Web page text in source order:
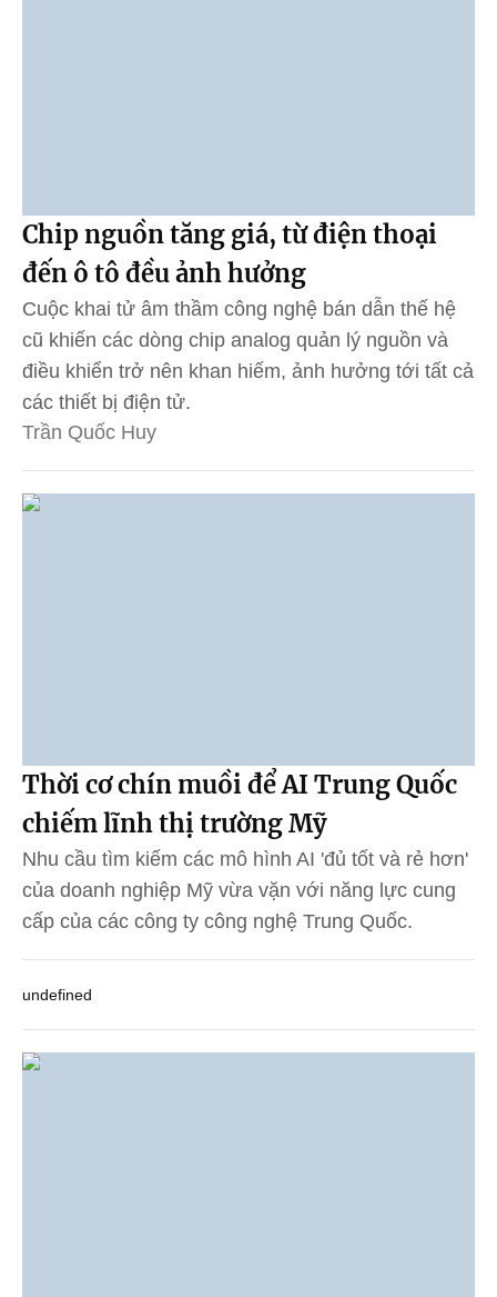
Chip nguồn tăng giá, từ điện thoại
đến ô tô đều ảnh hưởng
Cuộc khai tử âm thầm công nghệ bán dẫn thế hệ
cũ khiến các dòng chip analog quản lý nguồn và
điều khiển trở nên khan hiếm, ảnh hưởng tới tất cả
các thiết bị điện tử.
Trần Quốc Huy
Thời cơ chín muồi để AI Trung Quốc
chiếm lĩnh thị trường Mỹ
Nhu cầu tìm kiếm các mô hình AI 'đủ tốt và rẻ hơn'
của doanh nghiệp Mỹ vừa vặn với năng lực cung
cấp của các công ty công nghệ Trung Quốc.
undefined